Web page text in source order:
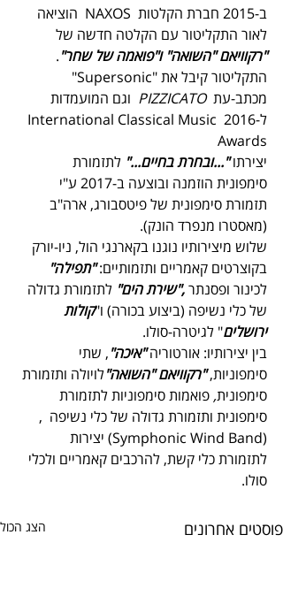
ב-2015 חברת הקלטות  NAXOS  הוציאה
לאור התקליטור עם הקלטה חדשה של
"רקוויאם "השואה" ו"פואמה של שחר".
התקליטור קיבל את "Supersonic"
מכתב-עת PIZZICATO וגם המועמדות
ל-2016 International Classical Music
Awards
יצירתו "...ובחרת בחיים..." לתזמורת
סימפונית הוזמנה ובוצעה ב-2017 ע"י
תזמורת סימפונית של פיטסבורג, ארה"ב
(מאסטרו מנפרד הונק).
שלוש מיצירותיו נוגנו בקארנגי הול, ניו-יורק
בקוצרטים קאמריים ותזמותיים: "תפילה"
לכינור ופסנתר ,"שירת הים" לתזמורת גדולה
של כלי נשיפה (ביצוע בכורה) ו"קולות
ירושלים" לגיטרה-סולו.
בין יצירותיו: אורטוריה "איכה", שתי
סימפוניות, "רקוויאם "השואה"לויולה ותזמורת
סימפונית, פואמות סימפוניות לתזמורת
סימפונית ותזמורת גדולה של כלי נשיפה  ,
(Symphonic Wind Band) יצירות
לתזמורת כלי קשת, להרכבים קאמריים ולכלי
סולו.
פוסטים אחרונים הצג הכול